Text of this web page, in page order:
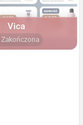
Vica
Zakończona